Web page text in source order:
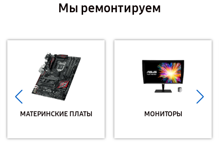
Мы ремонтируем
МАТЕРИНСКИЕ ПЛАТЫ МОНИТОРЫ